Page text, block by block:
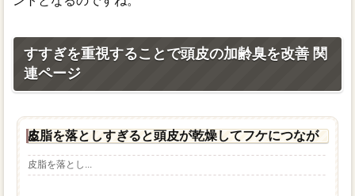
すすぎを重視することで頭皮の加齢臭を改善 関
連ページ
皮脂を落としすぎると頭皮が乾燥してフケにつながる
皮脂を落とし...